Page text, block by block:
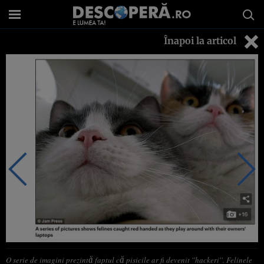
Înapoi la articol
O serie de imagini prezintă faptul că pisicile ar fi devenit ''hackeri''. Felinele